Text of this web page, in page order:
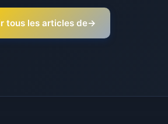
tous les articles de→